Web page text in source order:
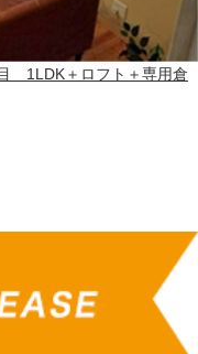
1LDK＋ロフト＋専用倉